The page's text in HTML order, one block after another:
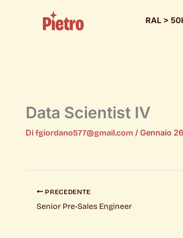
RAL >
Data Scientist IV
Di fgiordano577@gmail.com / Gennaio
PRECEDENTE
Senior Pre-Sales Engineer